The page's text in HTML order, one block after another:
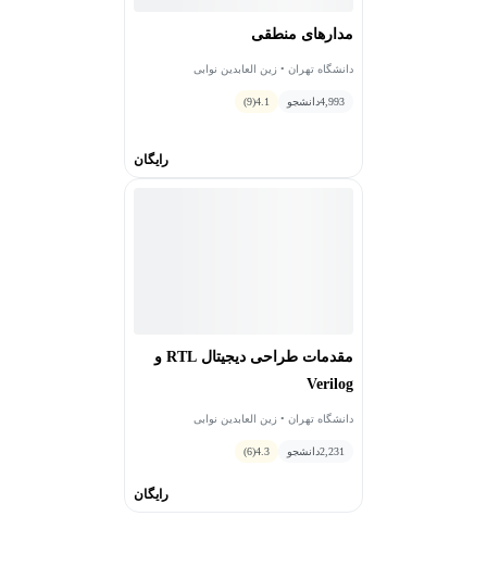
مدارهای منطقی
دانشگاه تهران • زین العابدین نوابی
4,993دانشجو 4.1
(9)
رایگان
مقدمات طراحی دیجیتال RTL و
Verilog
دانشگاه تهران • زین العابدین نوابی
2,231دانشجو 4.3
(6)
رایگان